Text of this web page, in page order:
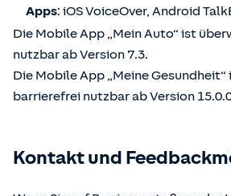
Apps: iOS VoiceOver, Android
Die Mobile App „Mein Auto“ ist
nutzbar ab Version 7.3.
Die Mobile App „Meine
barrierefrei nutzbar ab Version
Kontakt und